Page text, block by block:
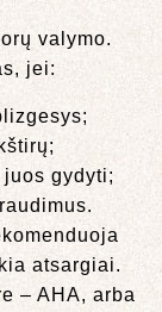
valymo.
jei:
gydyti;
atsargiai.
– AHA, arba